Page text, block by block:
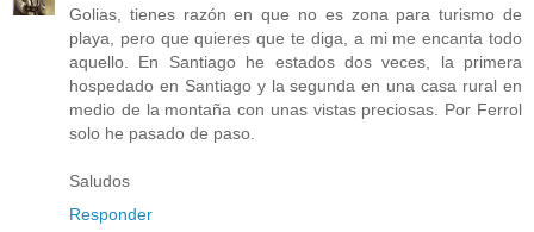
Golias, tienes razón en que no es zona para turismo de
playa, pero que quieres que te diga, a mi me encanta todo
aquello. En Santiago he estados dos veces, la primera
hospedado en Santiago y la segunda en una casa rural en
medio de la montaña con unas vistas preciosas. Por Ferrol
solo he pasado de paso.
Saludos
Responder